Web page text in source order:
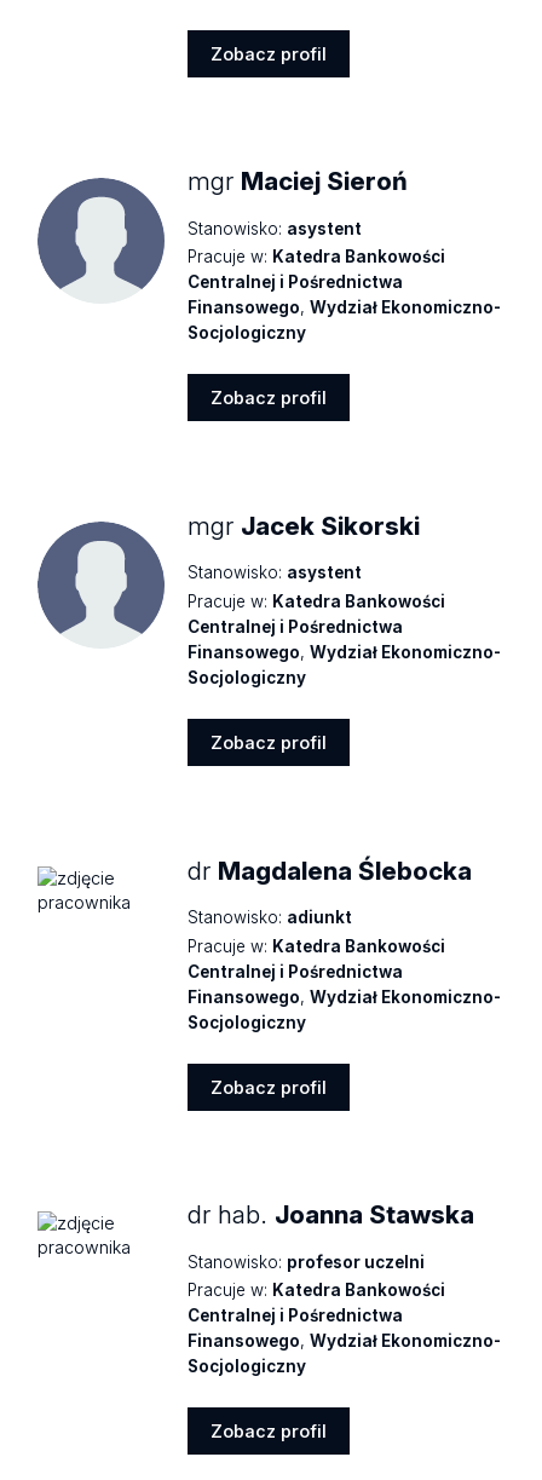
Zobacz profil
mgr Maciej Sieroń
Stanowisko: asystent
Pracuje w: Katedra Bankowości
Centralnej i Pośrednictwa
Finansowego,Wydział Ekonomiczno-
Socjologiczny
Zobacz profil
mgr Jacek Sikorski
Stanowisko: asystent
Pracuje w: Katedra Bankowości
Centralnej i Pośrednictwa
Finansowego,Wydział Ekonomiczno-
Socjologiczny
Zobacz profil
dr Magdalena Ślebocka
Stanowisko: adiunkt
Pracuje w: Katedra Bankowości
Centralnej i Pośrednictwa
Finansowego,Wydział Ekonomiczno-
Socjologiczny
Zobacz profil
dr hab. Joanna Stawska
Stanowisko: profesor uczelni
Pracuje w: Katedra Bankowości
Centralnej i Pośrednictwa
Finansowego,Wydział Ekonomiczno-
Socjologiczny
Zobacz profil